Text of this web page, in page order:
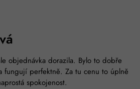
objednávka dorazila. Bylo to dobře
fungují perfektně. Za tu cenu to úplně
spokojenost.